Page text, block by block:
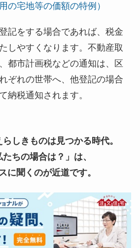
の宅地等の価額の特例）
記をする場合であれば、税金
しやすくなります。不動産取
都市計画税などの通知は、区
ぞれの世帯へ、他登記の場合
納税通知されます。
しきものは見つかる時代。
ちの場合は？」は、
に聞くのが近道です。